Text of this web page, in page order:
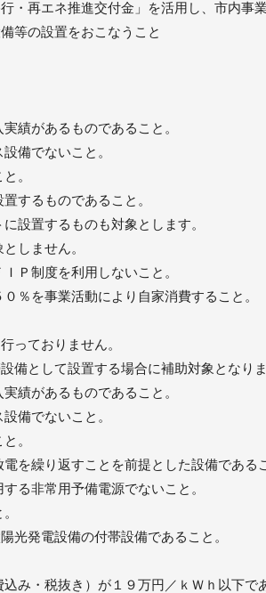
・再エネ推進交付金」を活用し、市内事
等の設置をおこなうこと
績があるものであること。
備でないこと。
。
するものであること。
設置するものも対象とします。
しません。
Ｐ制度を利用しないこと。
０％を事業活動により自家消費すること。
っておりません。
備として設置する場合に補助対象となりま
績があるものであること。
備でないこと。
。
電を繰り返すことを前提とした設備である
る非常用予備電源でないこと。
光発電設備の付帯設備であること。
込み・税抜き）が１９万円／ｋＷｈ以下で